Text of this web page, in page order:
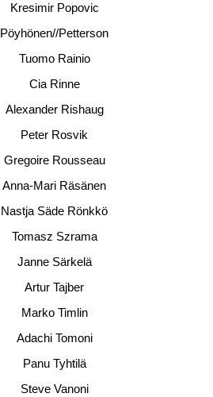
Artur Tajber
Adachi Tomoni
Cia Rinne
Alexander Rishaug
Janne Särkelä
Anna-Mari Räsänen
Marko Timlin
Nastja Säde Rönkkö
Steve Vanoni
Tomasz Szrama
Peter Rosvik
Panu Tyhtilä
Pöyhönen//Petterson
Gregoire Rousseau
Kresimir Popovic
Tuomo Rainio